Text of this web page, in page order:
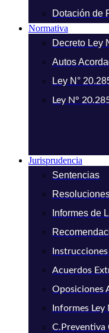
Dotación de
Normativa
Decreto Ley
Autos
Ley N°
Ley N°
Jurisprudencia
Sentencias
Informes de
Acuerdos
Oposiciones
Informes Ley
C.Preventiva